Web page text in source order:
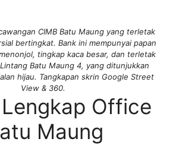
CIMB Batu Maung yang terletak
bertingkat. Bank ini mempunyai papan
tingkap kaca besar, dan terletak
Batu Maung 4, yang ditunjukkan
hijau. Tangkapan skrin Google Street
View & 360.
Office
Maung